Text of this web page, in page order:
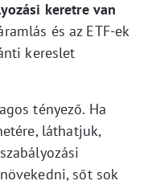
keretre van
és az ETF-ek
kereslet
tényező. Ha
láthatjuk,
sőt sok